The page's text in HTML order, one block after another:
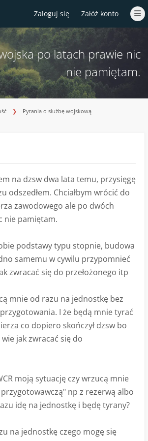
Zaloguj się Załóż konto
po latach prawie nic
nie pamiętam.
Pytania o służbę wojskową
na dzsw dwa lata temu, przysięgę
odszedłem. Chciałbym wrócić do
zawodowego ale po dwóch
nie pamiętam.
podstawy typu stopnie, budowa
samemu w cywilu przypomnieć
zwracać się do przełożonego itp
mnie od razu na jednostkę bez
I że będą mnie tyrać
co dopiero skończył dzsw bo
jak zwracać się do
moją sytuację czy wrzucą mnie
przygotowawczą" np z rezerwą albo
idę na jednostkę i będę tyrany?
na jednostkę czego mogę się